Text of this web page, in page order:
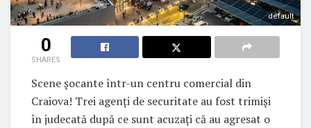
default
0
SHARES
Scene șocante într-un centru comercial din
Craiova! Trei agenți de securitate au fost trimiși
în judecată după ce sunt acuzați că au agresat o